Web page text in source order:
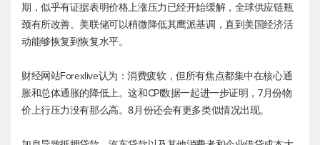
期，似乎有证据表明价格上涨压力已经开始缓解，全球供应链瓶
颈有所改善。美联储可以稍微降低其鹰派基调，直到美国经济活
动能够恢复到恢复水平。
财经网站Forexlive认为：消费疲软，但所有焦点都集中在核心通
胀和总体通胀的降低上。这和CPI数据一起进一步证明，7月份物
价上行压力没有那么高。8月份还会有更多类似情况出现。